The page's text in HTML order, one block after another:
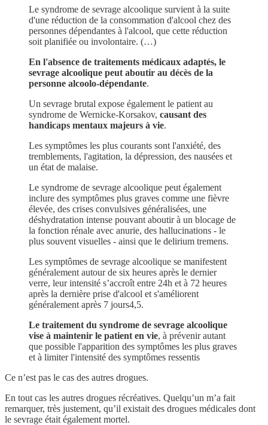
Le syndrome de sevrage alcoolique survient à la suite
d'une réduction de la consommation d'alcool chez des
personnes dépendantes à l'alcool, que cette réduction
soit planifiée ou involontaire. (…)
En l'absence de traitements médicaux adaptés, le
sevrage alcoolique peut aboutir au décès de la
personne alcoolo-dépendante.
Un sevrage brutal expose également le patient au
syndrome de Wernicke-Korsakov, causant des
handicaps mentaux majeurs à vie.
Les symptômes les plus courants sont l'anxiété, des
tremblements, l'agitation, la dépression, des nausées et
un état de malaise.
Le syndrome de sevrage alcoolique peut également
inclure des symptômes plus graves comme une fièvre
élevée, des crises convulsives généralisées, une
déshydratation intense pouvant aboutir à un blocage de
la fonction rénale avec anurie, des hallucinations - le
plus souvent visuelles - ainsi que le delirium tremens.
Les symptômes de sevrage alcoolique se manifestent
généralement autour de six heures après le dernier
verre, leur intensité s’accroît entre 24h et à 72 heures
après la dernière prise d'alcool et s'améliorent
généralement après 7 jours4,5.
Le traitement du syndrome de sevrage alcoolique
vise à maintenir le patient en vie, à prévenir autant
que possible l'apparition des symptômes les plus graves
et à limiter l'intensité des symptômes ressentis
Ce n’est pas le cas des autres drogues.
En tout cas les autres drogues récréatives. Quelqu’un m’a fait
remarquer, très justement, qu’il existait des drogues médicales dont
le sevrage était également mortel.